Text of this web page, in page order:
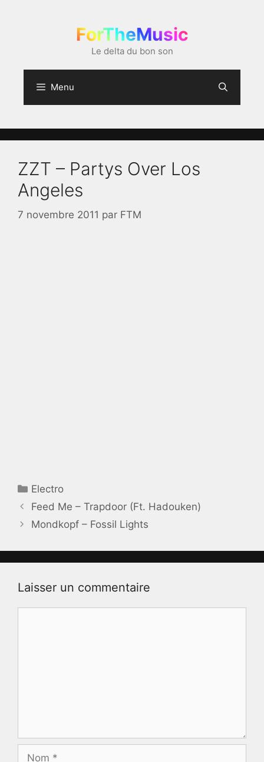
ForTheMusic
Le delta du bon son
Menu
ZZT – Partys Over Los
Angeles
7 novembre 2011 par FTM
Catégories
Electro
Feed Me – Trapdoor (Ft. Hadouken)
Mondkopf – Fossil Lights
Laisser un commentaire